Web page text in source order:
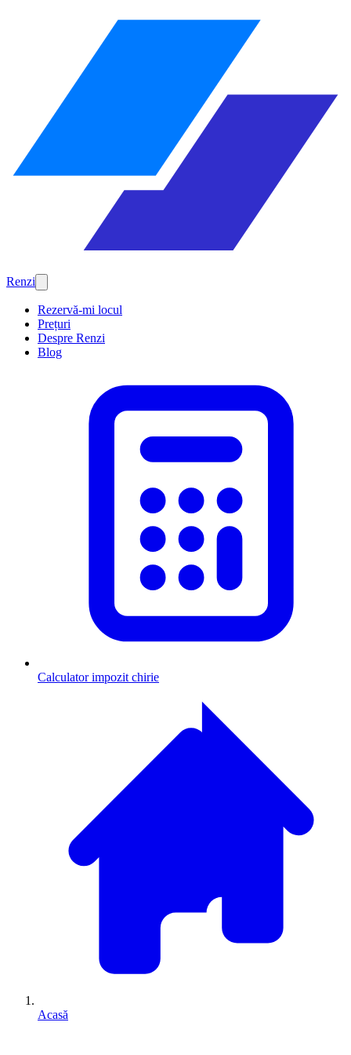
Renzi
Rezervă-mi locul
Prețuri
Despre Renzi
Blog
Calculator impozit chirie
Acasă